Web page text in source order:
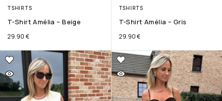
TSHIRTS
T-Shirt Amélia – Beige
29.90 €
TSHIRTS
T-Shirt Amélia – Gris
29.90€